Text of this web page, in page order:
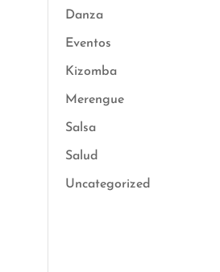
Danza
Eventos
Kizomba
Merengue
Salsa
Salud
Uncategorized